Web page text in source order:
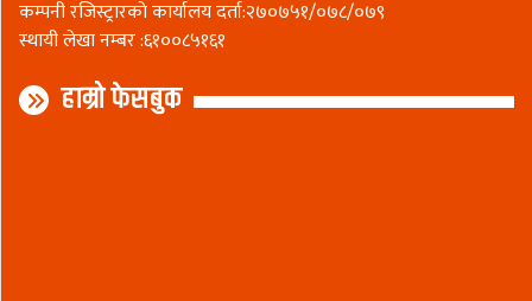
कम्पनी रजिस्ट्रारकाे कार्यालय दर्ता:२७०७५१/०७८/०७९
स्थायी लेखा नम्बर :६१००८५१६१
हाम्रो फेसबुक